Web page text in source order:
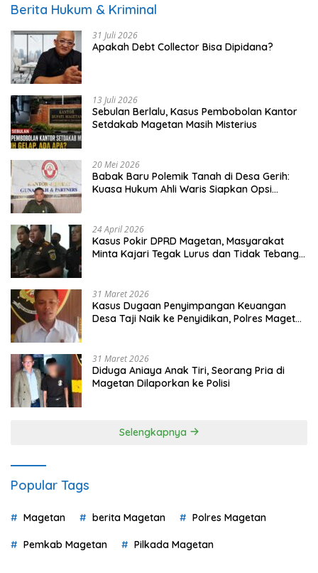
Berita Hukum & Kriminal
31 Juli 2026
Apakah Debt Collector Bisa Dipidana?
13 Juli 2026
Sebulan Berlalu, Kasus Pembobolan Kantor
Setdakab Magetan Masih Misterius
20 Mei 2026
Babak Baru Polemik Tanah di Desa Gerih:
Kuasa Hukum Ahli Waris Siapkan Opsi
24 April 2026
Kasus Pokir DPRD Magetan, Masyarakat
Minta Kajari Tegak Lurus dan Tidak Tebang
31 Maret 2026
Kasus Dugaan Penyimpangan Keuangan
Desa Taji Naik ke Penyidikan, Polres Magetan
31 Maret 2026
Diduga Aniaya Anak Tiri, Seorang Pria di
Magetan Dilaporkan ke Polisi
Selengkapnya
Popular Tags
Magetan berita Magetan Polres Magetan
Pemkab Magetan Pilkada Magetan